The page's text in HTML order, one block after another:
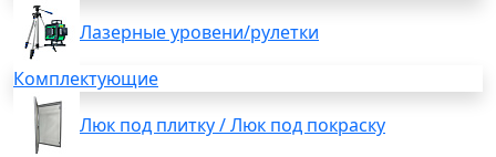
Лазерные уровени/рулетки
Комплектующие
Люк под плитку / Люк под покраску